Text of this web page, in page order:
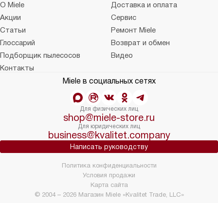
О Miele
Доставка и оплата
Акции
Сервис
Статьи
Ремонт Miele
Глоссарий
Возврат и обмен
Подборщик пылесосов
Видео
Контакты
Miele в социальных сетях
Для физических лиц
shop@miele-store.ru
Для юридических лиц
business@kvalitet.company
Написать руководству
© 2004 – 2026 Магазин Miele «Kvalitet Trade, LLC»
Политика конфиденциальности
Условия продажи
Карта сайта